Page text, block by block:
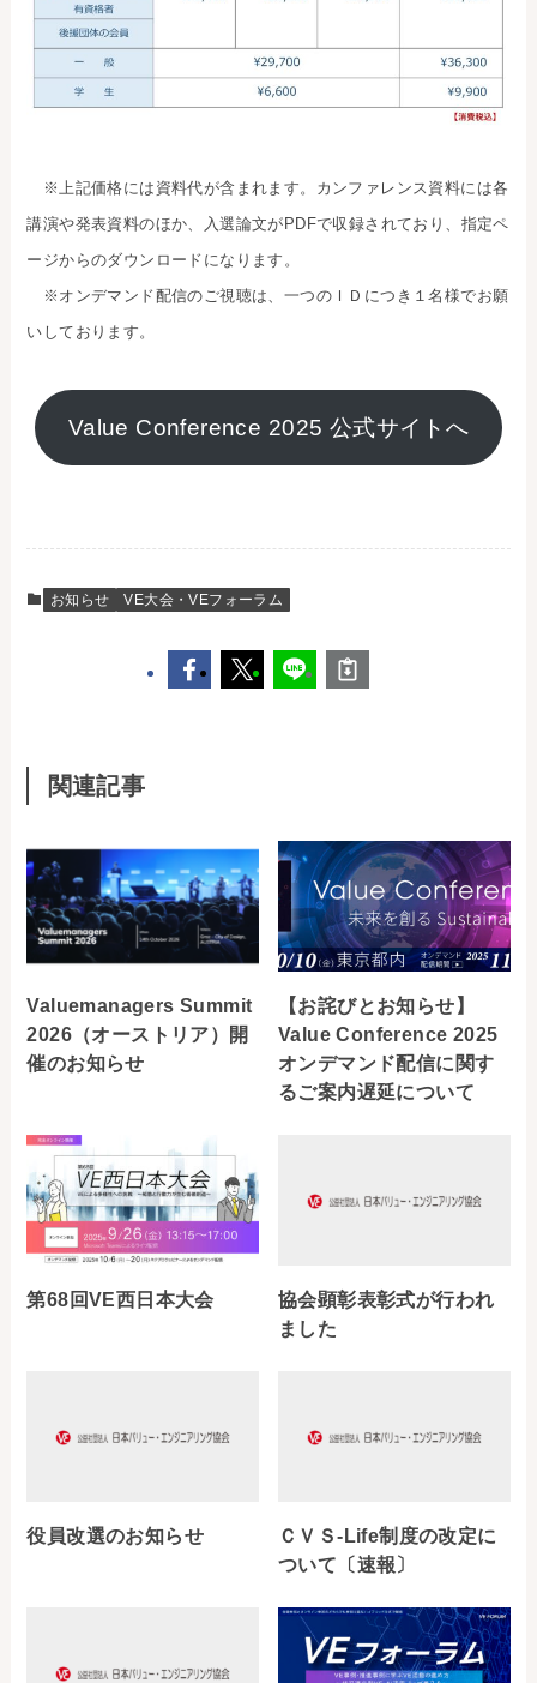
※上記価格には資料代が含まれます。カンファレンス資料には各
講演や発表資料のほか、入選論文がPDFで収録されており、指定ペ
ージからのダウンロードになります。
※オンデマンド配信のご視聴は、一つのＩＤにつき１名様でお願
いしております。
Value Conference 2025 公式サイトへ
お知らせ VE大会・VEフォーラム
関連記事
Valuemanagers Summit
2026（オーストリア）開
催のお知らせ
【お詫びとお知らせ】
Value Conference 2025
オンデマンド配信に関す
るご案内遅延について
第68回VE西日本大会
協会顕彰表彰式が行われ
ました
役員改選のお知らせ
ＣＶＳ-Life制度の改定に
ついて〔速報〕